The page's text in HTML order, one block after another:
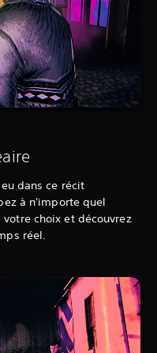
dans ce récit
à n'importe quel
choix et découvrez
réel.